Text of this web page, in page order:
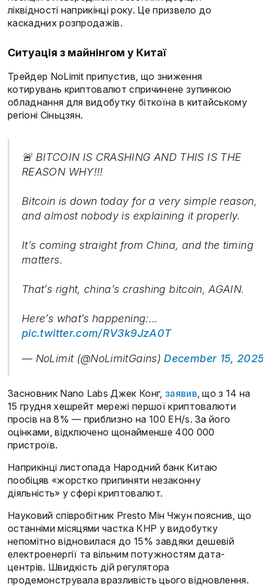
ліквідності наприкінці року. Це призвело до
каскадних розпродажів.
Ситуація з майнінгом у Китаї
Трейдер NoLimit припустив, що зниження
котирувань криптовалют спричинене зупинкою
обладнання для видобутку біткоїна в китайському
регіоні Сіньцзян.
🚨 BITCOIN IS CRASHING AND THIS IS THE
REASON WHY!!!
Bitcoin is down today for a very simple reason,
and almost nobody is explaining it properly.
It’s coming straight from China, and the timing
matters.
That’s right, china’s crashing bitcoin, AGAIN.
Here’s what’s happening:…
pic.twitter.com/RV3k9JzA0T
— NoLimit (@NoLimitGains)December 15,
Засновник Nano Labs Джек Конг, заявив, що з 14 на
15 грудня хешрейт мережі першої криптовалюти
просів на 8% — приблизно на 100 EH/s. За його
оцінками, відключено щонайменше 400 000
пристроїв.
Наприкінці листопада Народний банк Китаю
пообіцяв «жорстко припиняти незаконну
діяльність» у сфері криптовалют.
Науковий співробітник Presto Мін Чжун пояснив, що
останніми місяцями частка КНР у видобутку
непомітно відновилася до 15% завдяки дешевій
електроенергії та вільним потужностям дата-
центрів. Швидкість дій регулятора
продемонструвала вразливість цього відновлення.